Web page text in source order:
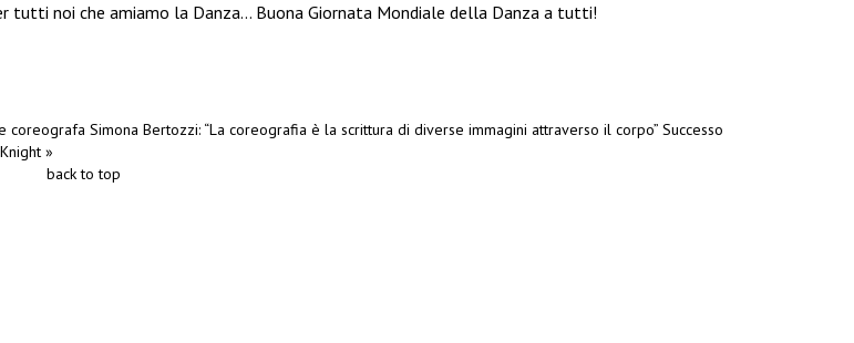
tutti noi che amiamo la Danza… Buona Giornata Mondiale della Danza a tutti!
coreografa Simona Bertozzi: “La coreografia è la scrittura di diverse immagini attraverso il corpo” Successo
»
back to top